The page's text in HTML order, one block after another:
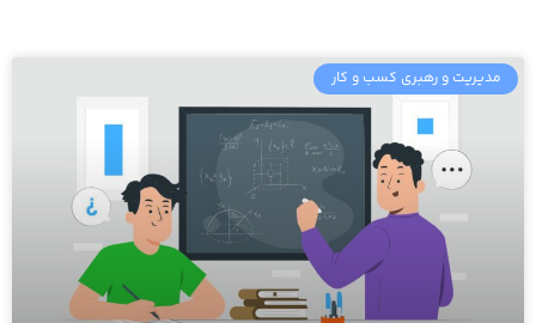
مدیریت و رهبری کسب و کار